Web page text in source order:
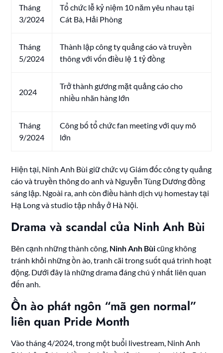
Tháng
3/2024
Tổ chức lễ kỷ niệm 10 năm yêu nhau tại
Cát Bà, Hải Phòng
Tháng
5/2024
Thành lập công ty quảng cáo và truyền
thông với vốn điều lệ 1 tỷ đồng
2024
Trở thành gương mặt quảng cáo cho
nhiều nhãn hàng lớn
Tháng
9/2024
Công bố tổ chức fan meeting với quy mô
lớn
Hiện tại, Ninh Anh Bùi giữ chức vụ Giám đốc công ty quảng
cáo và truyền thông do anh và Nguyễn Tùng Dương đồng
sáng lập. Ngoài ra, anh còn điều hành dịch vụ homestay tại
Hạ Long và studio tập nhảy ở Hà Nội.
Drama và scandal của Ninh Anh Bùi
Bên cạnh những thành công, Ninh Anh Bùicũng không
tránh khỏi những ồn ào, tranh cãi trong suốt quá trình hoạt
động. Dưới đây là những drama đáng chú ý nhất liên quan
đến anh.
Ồn ào phát ngôn “mã gen normal”
liên quan Pride Month
Vào tháng 4/2024, trong một buổi livestream, Ninh Anh